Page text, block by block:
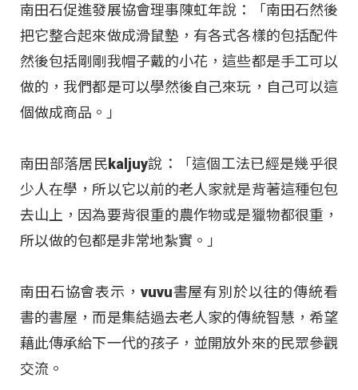
南田石促進發展協會理事陳虹年說：「南田石然後
把它整合起來做成滑鼠墊，有各式各樣的包括配件
然後包括剛剛我帽子戴的小花，這些都是手工可以
做的，我們都是可以學然後自己來玩，自己可以這
個做成商品。」
南田部落居民kaljuy說：「這個工法已經是幾乎很
少人在學，所以它以前的老人家就是背著這種包包
去山上，因為要背很重的農作物或是獵物都很重，
所以做的包都是非常地紮實。」
南田石協會表示，vuvu書屋有別於以往的傳統看
書的書屋，而是集結過去老人家的傳統智慧，希望
藉此傳承給下一代的孩子，並開放外來的民眾參觀
交流。